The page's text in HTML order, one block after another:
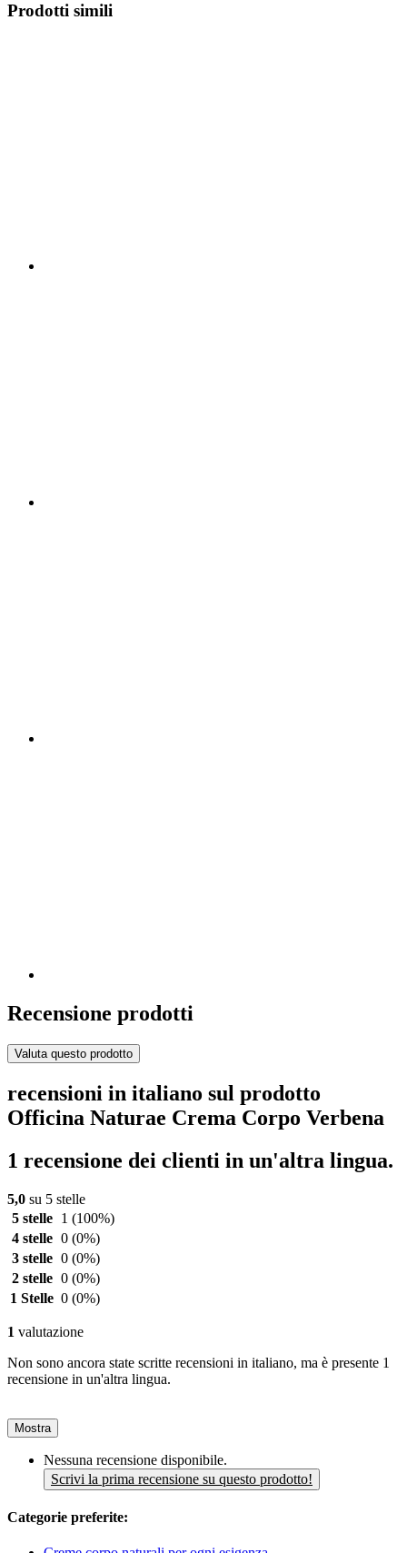
Prodotti simili
Recensione prodotti
Valuta questo prodotto
recensioni in italiano sul prodotto
Officina Naturae Crema Corpo Verbena
1 recensione dei clienti in un'altra lingua.
5,0 su 5 stelle
5 stelle
1 (100%)
4 stelle 0 (0%)
3 stelle 0 (0%)
2 stelle 0 (0%)
1 Stelle 0 (0%)
1 valutazione
Non sono ancora state scritte recensioni in italiano, ma è presente 1
recensione in un'altra lingua.
Mostra
Nessuna recensione disponibile.
Scrivi la prima recensione su questo prodotto!
Categorie preferite: